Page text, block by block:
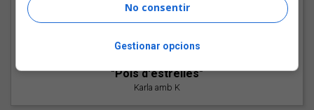
"Pols d'estrelles"
Karla amb K
No consentir
Gestionar opcions